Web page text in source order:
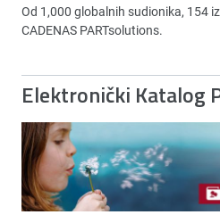
Od 1,000 globalnih sudionika, 154
CADENAS PARTsolutions.
Elektronički Katalog